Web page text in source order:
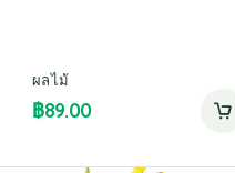
ผลไม้
฿89.00